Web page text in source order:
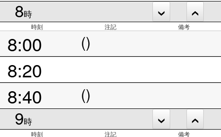
8時
時刻 注記 備考
8:00 ()
8:20
8:40
()
9時
時刻 注記 備考